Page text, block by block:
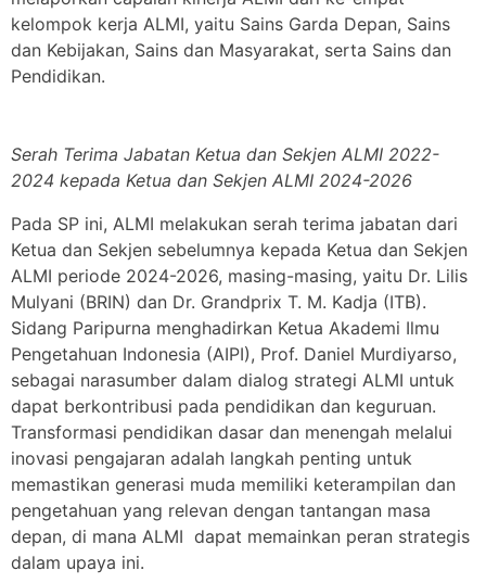
kelompok kerja ALMI, yaitu Sains Garda Depan, Sains
dan Kebijakan, Sains dan Masyarakat, serta Sains dan
Pendidikan.
Serah Terima Jabatan Ketua dan Sekjen ALMI 2022-
2024 kepada Ketua dan Sekjen ALMI 2024-2026
Pada SP ini, ALMI melakukan serah terima jabatan dari
Ketua dan Sekjen sebelumnya kepada Ketua dan Sekjen
ALMI periode 2024-2026, masing-masing, yaitu Dr. Lilis
Mulyani (BRIN) dan Dr. Grandprix T. M. Kadja (ITB).
Sidang Paripurna menghadirkan Ketua Akademi Ilmu
Pengetahuan Indonesia (AIPI), Prof. Daniel Murdiyarso,
sebagai narasumber dalam dialog strategi ALMI untuk
dapat berkontribusi pada pendidikan dan keguruan.
Transformasi pendidikan dasar dan menengah melalui
inovasi pengajaran adalah langkah penting untuk
memastikan generasi muda memiliki keterampilan dan
pengetahuan yang relevan dengan tantangan masa
depan, di mana ALMI dapat memainkan peran strategis
dalam upaya ini.